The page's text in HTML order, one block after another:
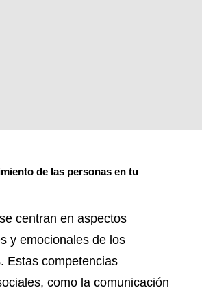
de las personas en tu
centran en aspectos
y emocionales de los
Estas competencias
como la comunicación